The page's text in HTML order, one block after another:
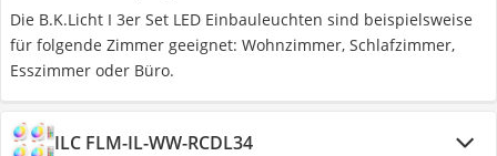
Die B.K.Licht I 3er Set LED Einbauleuchten sind beispielsweise
für folgende Zimmer geeignet: Wohnzimmer, Schlafzimmer,
Esszimmer oder Büro.
ILC FLM-IL-WW-RCDL34